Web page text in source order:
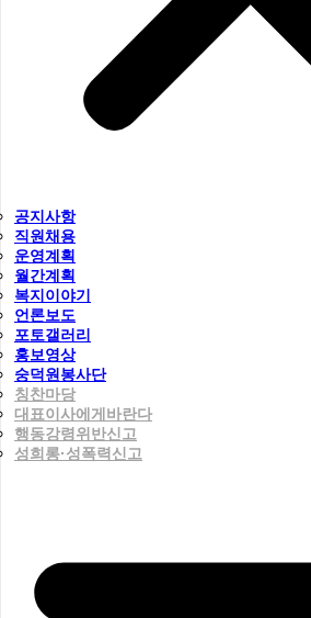
공지사항
직원채용
운영계획
월간계획
복지이야기
언론보도
포토갤러리
홍보영상
숭덕원봉사단
칭찬마당
대표이사에게바란다
행동강령위반신고
성희롱·성폭력신고